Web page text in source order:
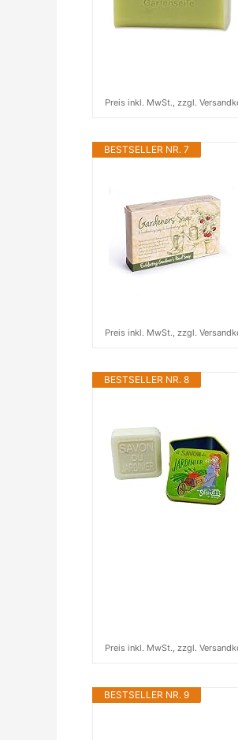
Preis inkl. MwSt., zzgl.
BESTSELLER NR. 7
Preis inkl. MwSt., zzgl.
BESTSELLER NR. 8
Preis inkl. MwSt., zzgl.
BESTSELLER NR. 9